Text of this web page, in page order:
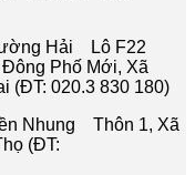
Hải Lô F22
Phố Mới, Xã
(ĐT: 020.3 830 180)
Nhung Thôn 1, Xã
(ĐT: